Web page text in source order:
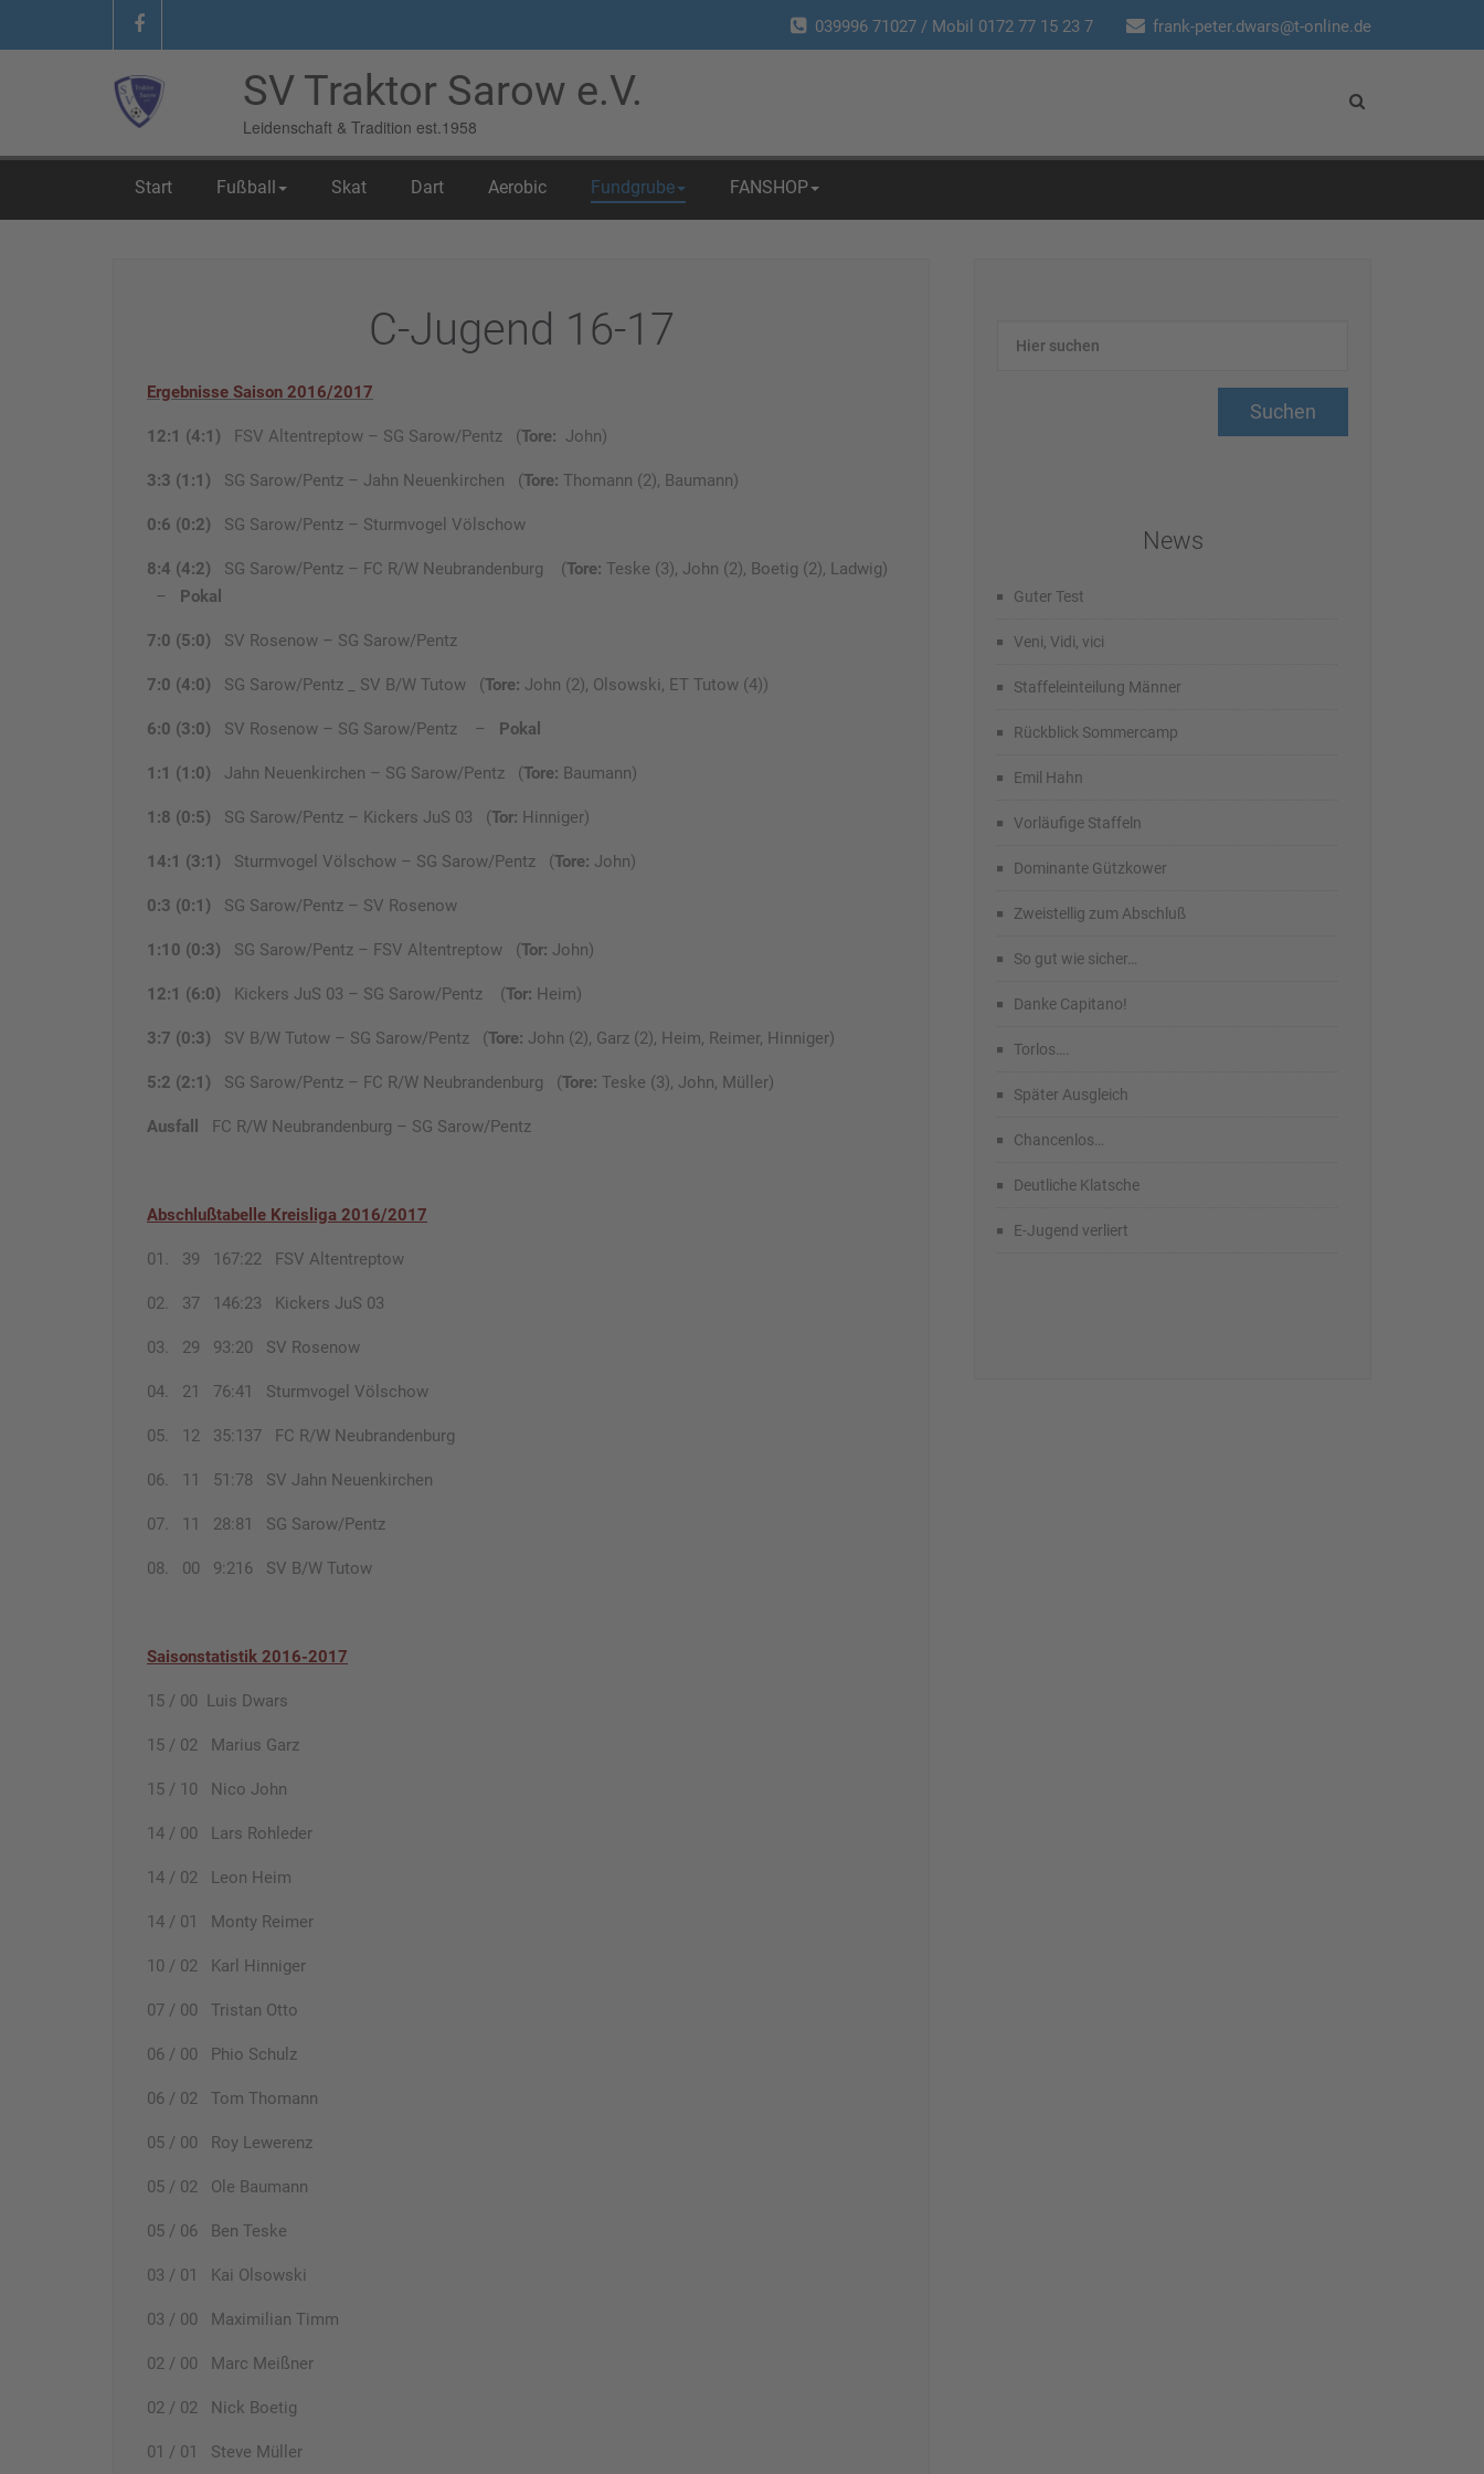
039996 71027 / Mobil 0172 77 15 23 7 frank-peter.dwars@t-online.de
SV Traktor Sarow e.V.
Leidenschaft & Tradition est.1958
Start Fußball Skat Dart Aerobic Fundgrube FANSHOP
Home/ 06 Fundgrube/ C-Jugend 16-17
C-Jugend 16-17
Ergebnisse Saison 2016/2017
12:1 (4:1) FSV Altentreptow – SG Sarow/Pentz (Tore: John)
3:3 (1:1) SG Sarow/Pentz – Jahn Neuenkirchen (Tore: Thomann (2), Baumann)
0:6 (0:2) SG Sarow/Pentz – Sturmvogel Völschow
8:4 (4:2) SG Sarow/Pentz – FC R/W Neubrandenburg (Tore: Teske (3), John (2), Boetig (2), Ladwig)
– Pokal
7:0 (5:0) SV Rosenow – SG Sarow/Pentz
7:0 (4:0) SG Sarow/Pentz _ SV B/W Tutow (Tore: John (2), Olsowski, ET Tutow (4))
6:0 (3:0) SV Rosenow – SG Sarow/Pentz – Pokal
1:1 (1:0) Jahn Neuenkirchen – SG Sarow/Pentz (Tore: Baumann)
1:8 (0:5) SG Sarow/Pentz – Kickers JuS 03 (Tor: Hinniger)
14:1 (3:1) Sturmvogel Völschow – SG Sarow/Pentz (Tore: John)
0:3 (0:1) SG Sarow/Pentz – SV Rosenow
1:10 (0:3) SG Sarow/Pentz – FSV Altentreptow (Tor: John)
12:1 (6:0) Kickers JuS 03 – SG Sarow/Pentz (Tor: Heim)
3:7 (0:3) SV B/W Tutow – SG Sarow/Pentz (Tore: John (2), Garz (2), Heim, Reimer, Hinniger)
5:2 (2:1) SG Sarow/Pentz – FC R/W Neubrandenburg (Tore: Teske (3), John, Müller)
Ausfall FC R/W Neubrandenburg – SG Sarow/Pentz
Abschlußtabelle Kreisliga 2016/2017
01. 39 167:22 FSV Altentreptow
02. 37 146:23 Kickers JuS 03
03. 29 93:20 SV Rosenow
04. 21 76:41 Sturmvogel Völschow
05. 12 35:137 FC R/W Neubrandenburg
06. 11 51:78 SV Jahn Neuenkirchen
07. 11 28:81 SG Sarow/Pentz
08. 00 9:216 SV B/W Tutow
Saisonstatistik 2016-2017
15 / 00 Luis Dwars
15 / 02 Marius Garz
15 / 10 Nico John
14 / 00 Lars Rohleder
14 / 02 Leon Heim
14 / 01 Monty Reimer
10 / 02 Karl Hinniger
07 / 00 Tristan Otto
06 / 00 Phio Schulz
06 / 02 Tom Thomann
05 / 00 Roy Lewerenz
05 / 02 Ole Baumann
05 / 06 Ben Teske
03 / 01 Kai Olsowski
03 / 00 Maximilian Timm
02 / 00 Marc Meißner
02 / 02 Nick Boetig
01 / 01 Steve Müller
News
Guter Test
Veni, Vidi, vici
Staffeleinteilung Männer
Rückblick Sommercamp
Emil Hahn
Vorläufige Staffeln
Dominante Gützkower
Zweistellig zum Abschluß
So gut wie sicher…
Danke Capitano!
Torlos….
Später Ausgleich
Chancenlos…
Deutliche Klatsche
E-Jugend verliert